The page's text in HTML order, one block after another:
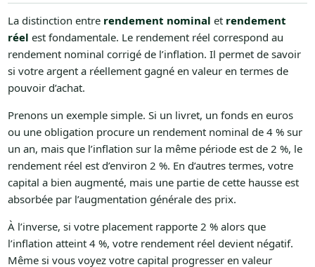
La distinction entre rendement nominal et rendement
réel est fondamentale. Le rendement réel correspond au
rendement nominal corrigé de l’inflation. Il permet de savoir
si votre argent a réellement gagné en valeur en termes de
pouvoir d’achat.
Prenons un exemple simple. Si un livret, un fonds en euros
ou une obligation procure un rendement nominal de 4 % sur
un an, mais que l’inflation sur la même période est de 2 %, le
rendement réel est d’environ 2 %. En d’autres termes, votre
capital a bien augmenté, mais une partie de cette hausse est
absorbée par l’augmentation générale des prix.
À l’inverse, si votre placement rapporte 2 % alors que
l’inflation atteint 4 %, votre rendement réel devient négatif.
Même si vous voyez votre capital progresser en valeur